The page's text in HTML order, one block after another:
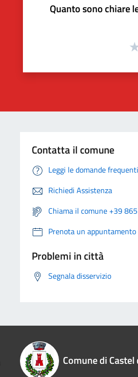
Quanto sono chiare
Contatta il comune
Leggi le domande frequenti
Richiedi Assistenza
Chiama il comune +39
Prenota un appuntamento
Problemi in città
Segnala disservizio
Comune di